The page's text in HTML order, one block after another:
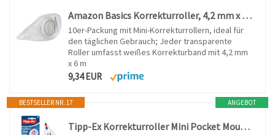
Amazon Basics Korrekturroller, 4,2 mm x 6 m, 10er-Packung
10er-Packung mit Mini-Korrekturrollern, ideal für
den täglichen Gebrauch; Jeder transparente
Roller umfasst weißes Korrekturband mit 4,2 mm
x 6 m
9,34 EUR
ANGEBOT
BESTSELLER NR. 17
Tipp-Ex Korrekturroller Mini Pocket Mouse, 6 m x 5 mm, 2er-Pack, ideal für das Büro, das Homeoffice oder die Schule